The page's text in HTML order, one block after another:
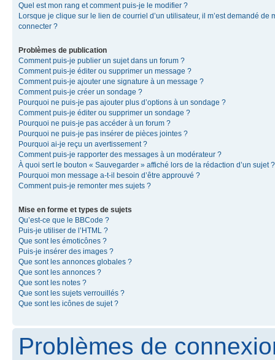
Quel est mon rang et comment puis-je le modifier ?
Lorsque je clique sur le lien de courriel d’un utilisateur, il m’est demandé de
connecter ?
Problèmes de publication
Comment puis-je publier un sujet dans un forum ?
Comment puis-je éditer ou supprimer un message ?
Comment puis-je ajouter une signature à un message ?
Comment puis-je créer un sondage ?
Pourquoi ne puis-je pas ajouter plus d’options à un sondage ?
Comment puis-je éditer ou supprimer un sondage ?
Pourquoi ne puis-je pas accéder à un forum ?
Pourquoi ne puis-je pas insérer de pièces jointes ?
Pourquoi ai-je reçu un avertissement ?
Comment puis-je rapporter des messages à un modérateur ?
À quoi sert le bouton « Sauvegarder » affiché lors de la rédaction d’un sujet ?
Pourquoi mon message a-t-il besoin d’être approuvé ?
Comment puis-je remonter mes sujets ?
Mise en forme et types de sujets
Qu’est-ce que le BBCode ?
Puis-je utiliser de l’HTML ?
Que sont les émoticônes ?
Puis-je insérer des images ?
Que sont les annonces globales ?
Que sont les annonces ?
Que sont les notes ?
Que sont les sujets verrouillés ?
Que sont les icônes de sujet ?
Problèmes de